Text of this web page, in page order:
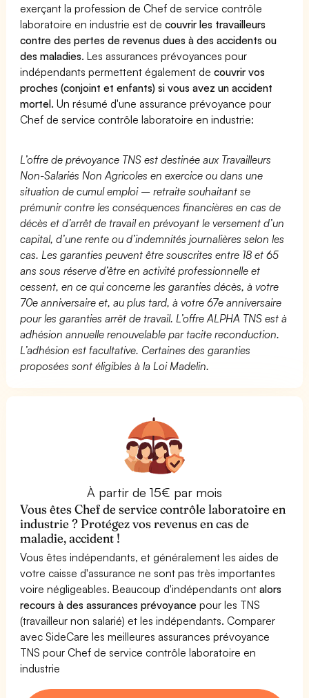
exerçant la profession de Chef de service contrôle
laboratoire en industrie est decouvrir les travailleurs
contre des pertes de revenus dues à des accidents ou
des maladies. Les assurances prévoyances pour
indépendants permettent également decouvrir vos
proches (conjoint et enfants) si vous avez un accident
mortel. Un résumé d'une assurance prévoyance pour
Chef de service contrôle laboratoire en industrie:
L’offre de prévoyance TNS est destinée aux Travailleurs
Non-Salariés Non Agricoles en exercice ou dans une
situation de cumul emploi – retraite souhaitant se
prémunir contre les conséquences financières en cas de
décès et d’arrêt de travail en prévoyant le versement d’un
capital, d’une rente ou d’indemnités journalières selon les
cas. Les garanties peuvent être souscrites entre 18 et 65
ans sous réserve d’être en activité professionnelle et
cessent, en ce qui concerne les garanties décès, à votre
70e anniversaire et, au plus tard, à votre 67e anniversaire
pour les garanties arrêt de travail. L’offre ALPHA TNS est à
adhésion annuelle renouvelable par tacite reconduction.
L’adhésion est facultative. Certaines des garanties
proposées sont éligibles à la Loi Madelin.
À partir de 15€ par mois
Vous êtes Chef de service contrôle laboratoire en
industrie ? Protégez vos revenus en cas de
maladie, accident !
Vous êtes indépendants, et généralement les aides de
votre caisse d'assurance ne sont pas très importantes
voire négligeables. Beaucoup d'indépendants ontalors
recours à des assurances prévoyance pour les TNS
(travailleur non salarié) et les indépendants. Comparer
avec SideCare les meilleures assurances prévoyance
TNS pour Chef de service contrôle laboratoire en
industrie